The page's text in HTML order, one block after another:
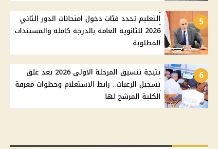
5
التعليم تحدد فئات دخول امتحانات الدور الثاني
2026 للثانوية العامة بالدرجة كاملة والمستندات
المطلوبة
6
نتيجة تنسيق المرحلة الاولى 2026 بعد غلق
تسجيل الرغبات.. رابط الاستعلام وخطوات معرفة
الكلية المرشح لها